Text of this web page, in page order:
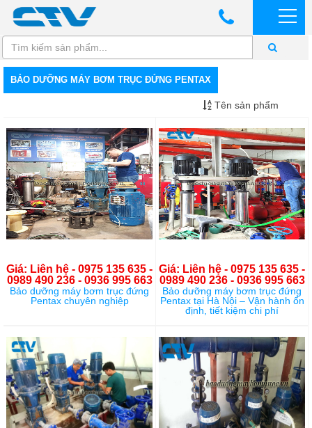
BẢO DƯỠNG MÁY BƠM TRỤC ĐỨNG PENTAX
Tên sản phẩm
Giá: Liên hệ - 0975 135 635 -
0989 490 236 - 0936 995 663
Bảo dưỡng máy bơm trục đứng
Pentax chuyên nghiệp
Giá: Liên hệ - 0975 135 635 -
0989 490 236 - 0936 995 663
Bảo dưỡng máy bơm trục đứng
Pentax tại Hà Nội – Vận hành ổn
định, tiết kiệm chi phí